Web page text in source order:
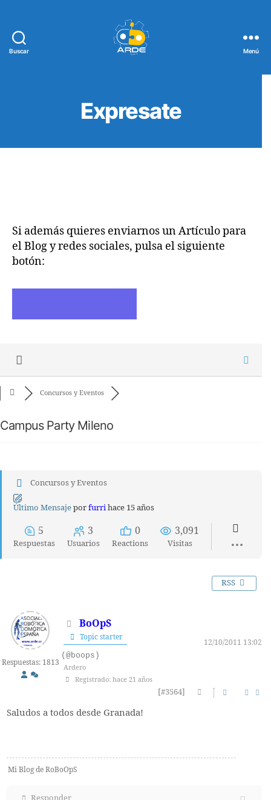
Buscar Menú
Expresate
Si además quieres enviarnos un Artículo para
el Blog y redes sociales, pulsa el siguiente
botón:
Concursos y Eventos
Campus Party Mileno
Concursos y Eventos
Último Mensajeporfurrihace 15 años
5
Respuestas
3
Usuarios
0
Reactions
3,091
Visitas
RSS
Respuestas: 1813
BoOpS
Topic starter
12/10/2011 13:02
(@boops)
Ardero
Registrado: hace 21 años
[#3564]
Saludos a todos desde Granada!
Mi Blog de RoBoOpS